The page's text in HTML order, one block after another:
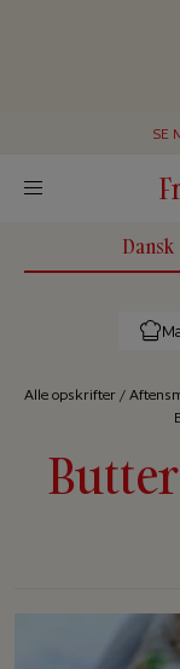
SE
Dansk
Alle op­skrif­ter /